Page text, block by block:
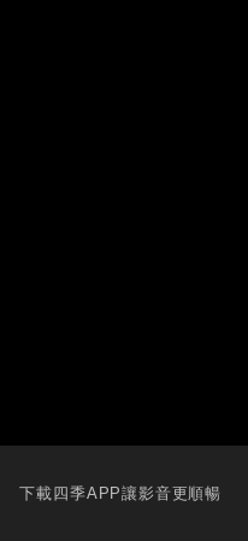
下載四季APP讓影音更順暢